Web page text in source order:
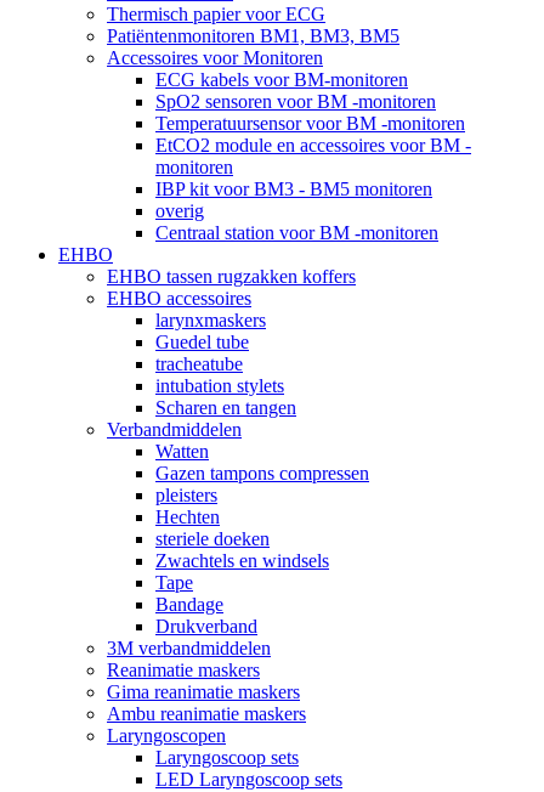
Thermisch papier voor ECG
Patiëntenmonitoren BM1, BM3, BM5
Accessoires voor Monitoren
ECG kabels voor BM-monitoren
SpO2 sensoren voor BM -monitoren
Temperatuursensor voor BM -monitoren
EtCO2 module en accessoires voor BM -
monitoren
IBP kit voor BM3 - BM5 monitoren
overig
Centraal station voor BM -monitoren
EHBO
EHBO tassen rugzakken koffers
EHBO accessoires
larynxmaskers
Guedel tube
tracheatube
intubation stylets
Scharen en tangen
Verbandmiddelen
Watten
Gazen tampons compressen
pleisters
Hechten
steriele doeken
Zwachtels en windsels
Tape
Bandage
Drukverband
3M verbandmiddelen
Reanimatie maskers
Gima reanimatie maskers
Ambu reanimatie maskers
Laryngoscopen
Laryngoscoop sets
LED Laryngoscoop sets